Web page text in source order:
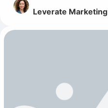
Leverate Marketing